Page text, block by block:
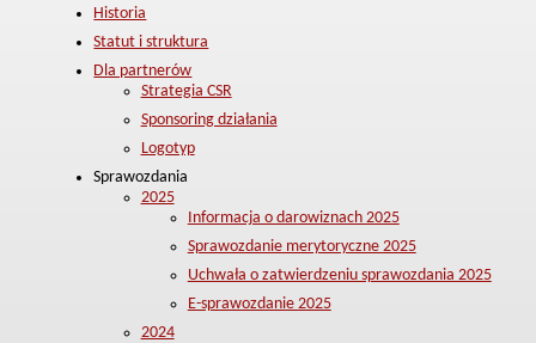
Historia
Statut i struktura
Dla partnerów
Strategia CSR
Sponsoring działania
Logotyp
Sprawozdania
2025
Informacja o darowiznach 2025
Sprawozdanie merytoryczne 2025
Uchwała o zatwierdzeniu sprawozdania 2025
E-sprawozdanie 2025
2024